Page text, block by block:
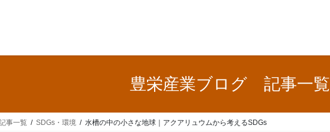
豊栄産業ブログ 記事一覧
事一覧 SDGs・環境 水槽の中の小さな地球｜アクアリュウムから考えるSDGs